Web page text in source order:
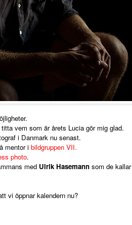
vem som är årets Lucia gör mig glad.
i Danmark nu senast.
mentor i bildgruppen VII.
photo.
med Ulrik Hasemann som de kallar
vi öppnar kalendern nu?